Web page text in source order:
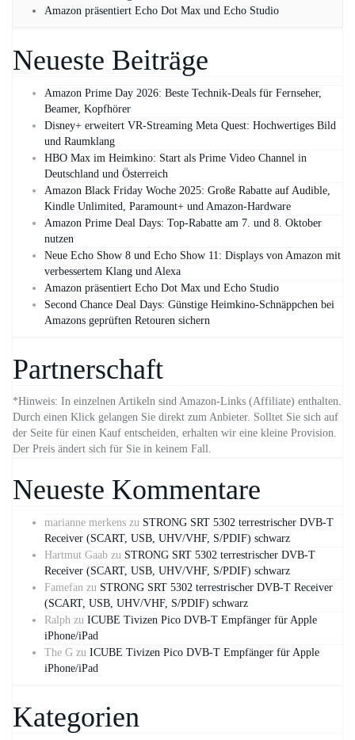
Amazon präsentiert Echo Dot Max und Echo Studio
Neueste Beiträge
Amazon Prime Day 2026: Beste Technik-Deals für Fernseher,
Beamer, Kopfhörer
Disney+ erweitert VR‑Streaming Meta Quest: Hochwertiges Bild
und Raumklang
HBO Max im Heimkino: Start als Prime Video Channel in
Deutschland und Österreich
Amazon Black Friday Woche 2025: Große Rabatte auf Audible,
Kindle Unlimited, Paramount+ und Amazon‑Hardware
Amazon Prime Deal Days: Top-Rabatte am 7. und 8. Oktober
nutzen
Neue Echo Show 8 und Echo Show 11: Displays von Amazon mit
verbessertem Klang und Alexa
Amazon präsentiert Echo Dot Max und Echo Studio
Second Chance Deal Days: Günstige Heimkino-Schnäppchen bei
Amazons geprüften Retouren sichern
Partnerschaft
*Hinweis: In einzelnen Artikeln sind Amazon-Links (Affiliate) enthalten.
Durch einen Klick gelangen Sie direkt zum Anbieter. Solltet Sie sich auf
der Seite für einen Kauf entscheiden, erhalten wir eine kleine Provision.
Der Preis ändert sich für Sie in keinem Fall.
Neueste Kommentare
marianne merkens zu STRONG SRT 5302 terrestrischer DVB-T
Receiver (SCART, USB, UHV/VHF, S/PDIF) schwarz
Hartmut Gaab zu STRONG SRT 5302 terrestrischer DVB-T
Receiver (SCART, USB, UHV/VHF, S/PDIF) schwarz
Famefan zu STRONG SRT 5302 terrestrischer DVB-T Receiver
(SCART, USB, UHV/VHF, S/PDIF) schwarz
Ralph zu ICUBE Tivizen Pico DVB-T Empfänger für Apple
iPhone/iPad
The G zu ICUBE Tivizen Pico DVB-T Empfänger für Apple
iPhone/iPad
Kategorien